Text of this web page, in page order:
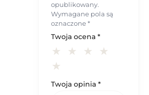
opublikowany.
Wymagane pola są
oznaczone*
Twoja ocena *
Twoja opinia *